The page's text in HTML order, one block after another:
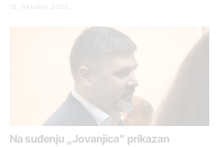
15. oktobar 2025.
Na suđenju „Jovanjica” prikazan